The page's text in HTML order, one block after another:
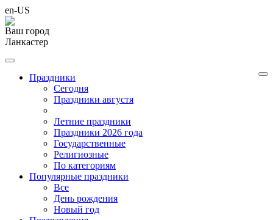
en-US
Ваш город
Ланкастер
Праздники
Cегодня
Праздники августя
Летние праздники
Праздники 2026 года
Государственные
Религиозные
По категориям
Популярные праздники
Все
День рождения
Новый год